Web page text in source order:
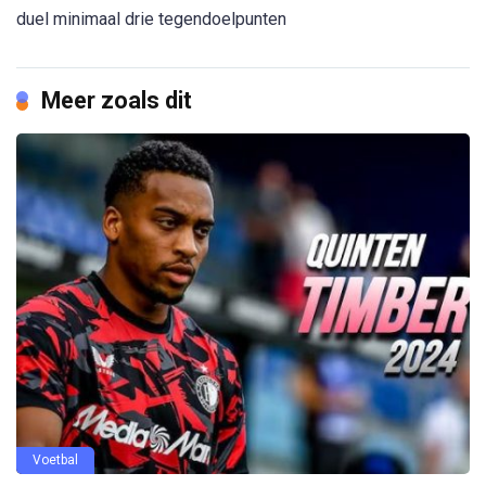
duel minimaal drie tegendoelpunten
Meer zoals dit
Voetbal